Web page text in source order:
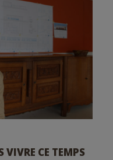
CE TEMPS